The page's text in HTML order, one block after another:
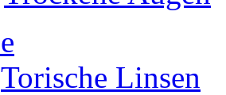
Torische Linsen